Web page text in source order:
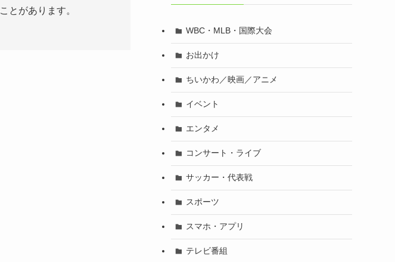
ことがあります。
WBC・MLB・国際大会
お出かけ
ちいかわ／映画／アニメ
イベント
エンタメ
コンサート・ライブ
サッカー・代表戦
スポーツ
スマホ・アプリ
テレビ番組